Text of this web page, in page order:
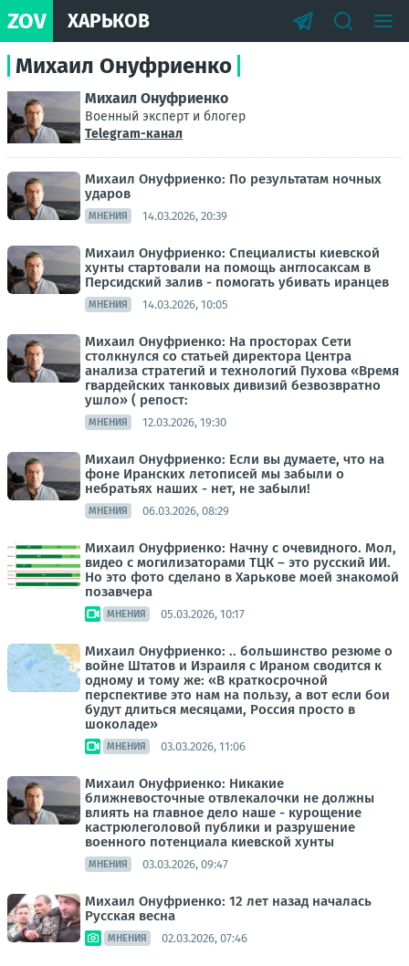
ZOV ХАРЬКОВ
Михаил Онуфриенко
Михаил Онуфриенко
Военный эксперт и блогер
Telegram-канал
Михаил Онуфриенко: По результатам ночных
ударов
МНЕНИЯ 14.03.2026, 20:39
Михаил Онуфриенко: Специалисты киевской
хунты стартовали на помощь англосаксам в
Персидский залив - помогать убивать иранцев
МНЕНИЯ 14.03.2026, 10:05
Михаил Онуфриенко: На просторах Сети
столкнулся со статьей директора Центра
анализа стратегий и технологий Пухова «Время
гвардейских танковых дивизий безвозвратно
ушло» ( репост:
МНЕНИЯ 12.03.2026, 19:30
Михаил Онуфриенко: Если вы думаете, что на
фоне Иранских летописей мы забыли о
небратьях наших - нет, не забыли!
МНЕНИЯ 06.03.2026, 08:29
Михаил Онуфриенко: Начну с очевидного. Мол,
видео с могилизаторами ТЦК – это русский ИИ.
Но это фото сделано в Харькове моей знакомой
позавчера
МНЕНИЯ 05.03.2026, 10:17
Михаил Онуфриенко: .. большинство резюме о
войне Штатов и Израиля с Ираном сводится к
одному и тому же: «В краткосрочной
перспективе это нам на пользу, а вот если бои
будут длиться месяцами, Россия просто в
шоколаде»
МНЕНИЯ 03.03.2026, 11:06
Михаил Онуфриенко: Никакие
ближневосточные отвлекалочки не должны
влиять на главное дело наше - курощение
кастрюлеголовой публики и разрушение
военного потенциала киевской хунты
МНЕНИЯ 03.03.2026, 09:47
Михаил Онуфриенко: 12 лет назад началась
Русская весна
МНЕНИЯ 02.03.2026, 07:46